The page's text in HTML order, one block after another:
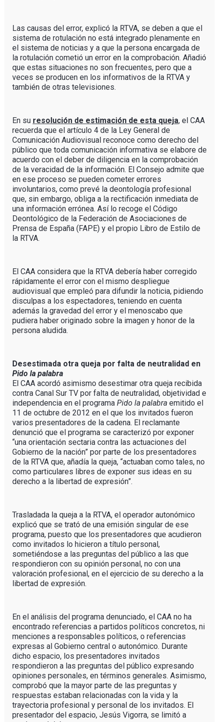
Las causas del error, explicó la RTVA, se deben a que el
sistema de rotulación no está integrado plenamente en
el sistema de noticias y a que la persona encargada de
la rotulación cometió un error en la comprobación. Añadió
que estas situaciones no son frecuentes, pero que a
veces se producen en los informativos de la RTVA y
también de otras televisiones.
En su resolución de estimación de esta queja, el CAA
recuerda que el artículo 4 de la Ley General de
Comunicación Audiovisual reconoce como derecho del
público que toda comunicación informativa se elabore de
acuerdo con el deber de diligencia en la comprobación
de la veracidad de la información. El Consejo admite que
en ese proceso se pueden cometer errores
involuntarios, como prevé la deontología profesional
que, sin embargo, obliga a la rectificación inmediata de
una información errónea. Así lo recoge el Código
Deontológico de la Federación de Asociaciones de
Prensa de España (FAPE) y el propio Libro de Estilo de
la RTVA.
El CAA considera que la RTVA debería haber corregido
rápidamente el error con el mismo despliegue
audiovisual que empleó para difundir la noticia, pidiendo
disculpas a los espectadores, teniendo en cuenta
además la gravedad del error y el menoscabo que
pudiera haber originado sobre la imagen y honor de la
persona aludida.
Desestimada otra queja por falta de neutralidad en
Pido la palabra
El CAA acordó asimismo desestimar otra queja recibida
contra Canal Sur TV por falta de neutralidad, objetividad e
independencia en el programa Pido la palabraemitido el
11 de octubre de 2012 en el que los invitados fueron
varios presentadores de la cadena. El reclamante
denunció que el programa se caracterizó por exponer
“una orientación sectaria contra las actuaciones del
Gobierno de la nación” por parte de los presentadores
de la RTVA que, añadía la queja, “actuaban como tales, no
como particulares libres de exponer sus ideas en su
derecho a la libertad de expresión”.
Trasladada la queja a la RTVA, el operador autonómico
explicó que se trató de una emisión singular de ese
programa, puesto que los presentadores que acudieron
como invitados lo hicieron a título personal,
sometiéndose a las preguntas del público a las que
respondieron con su opinión personal, no con una
valoración profesional, en el ejercicio de su derecho a la
libertad de expresión.
En el análisis del programa denunciado, el CAA no ha
encontrado referencias a partidos políticos concretos, ni
menciones a responsables políticos, o referencias
expresas al Gobierno central o autonómico. Durante
dicho espacio, los presentadores invitados
respondieron a las preguntas del público expresando
opiniones personales, en términos generales. Asimismo,
comprobó que la mayor parte de las preguntas y
respuestas estaban relacionadas con la vida y la
trayectoria profesional y personal de los invitados. El
presentador del espacio, Jesús Vigorra, se limitó a